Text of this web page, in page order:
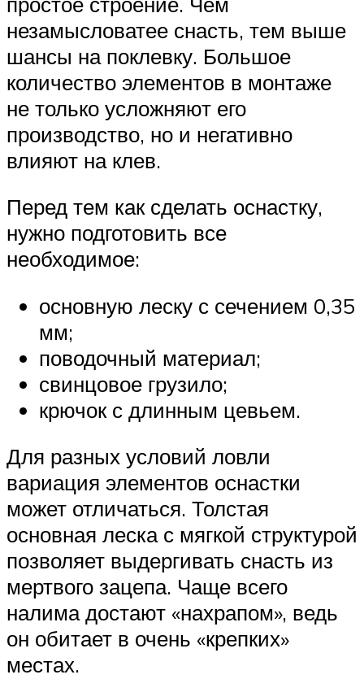
незамысловатее снасть, тем выше
шансы на поклевку. Большое
количество элементов в монтаже
не только усложняют его
производство, но и негативно
влияют на клев.
Перед тем как сделать оснастку,
нужно подготовить все
необходимое:
основную леску с сечением 0,35
мм;
поводочный материал;
свинцовое грузило;
крючок с длинным цевьем.
Для разных условий ловли
вариация элементов оснастки
может отличаться. Толстая
основная леска с мягкой структурой
позволяет выдергивать снасть из
мертвого зацепа. Чаще всего
налима достают «нахрапом», ведь
он обитает в очень «крепких»
местах.